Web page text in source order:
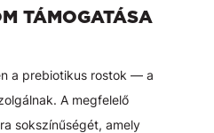
TÁMOGATÁSA
a prebiotikus rostok — a
A megfelelő
sokszínűségét, amely